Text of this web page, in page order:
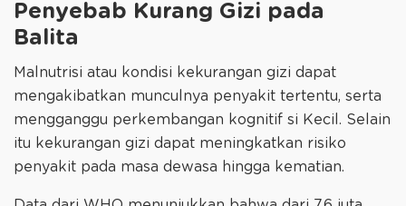
Penyebab Kurang Gizi pada
Balita
Malnutrisi atau kondisi kekurangan gizi dapat
mengakibatkan munculnya penyakit tertentu, serta
mengganggu perkembangan kognitif si Kecil. Selain
itu kekurangan gizi dapat meningkatkan risiko
penyakit pada masa dewasa hingga kematian.